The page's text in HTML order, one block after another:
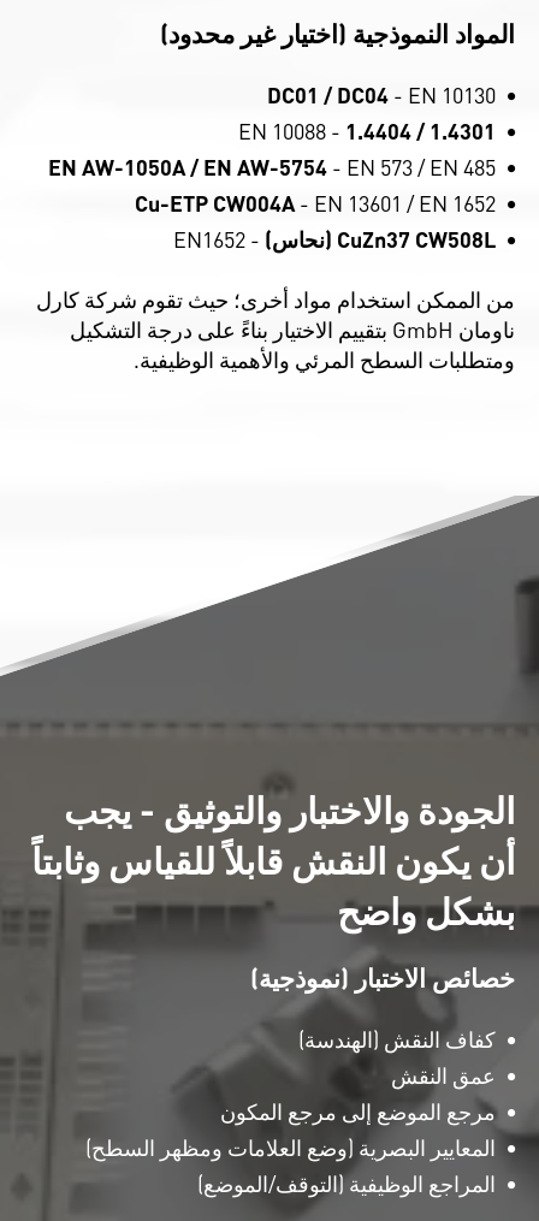
المواد النموذجية (اختيار غير محدود)
DC01 / DC04 - EN 10130
1.4301 / 1.4404
- EN 10088
EN AW-1050A / EN AW-5754 - EN 573 / EN 485
Cu-ETP CW004A - EN 13601 / EN 1652
CuZn37 CW508L (نحاس)
- EN1652
من الممكن استخدام مواد أخرى؛ حيث تقوم شركة كارل
ناومان GmbH بتقييم الاختيار بناءً على درجة التشكيل
ومتطلبات السطح المرئي والأهمية الوظيفية.
الجودة والاختبار والتوثيق - يجب
أن يكون النقش قابلاً للقياس وثابتاً
بشكل واضح
خصائص الاختبار (نموذجية)
كفاف النقش (الهندسة)
عمق النقش
مرجع الموضع إلى مرجع المكون
المعايير البصرية (وضع العلامات ومظهر السطح)
المراجع الوظيفية (التوقف/الموضع)